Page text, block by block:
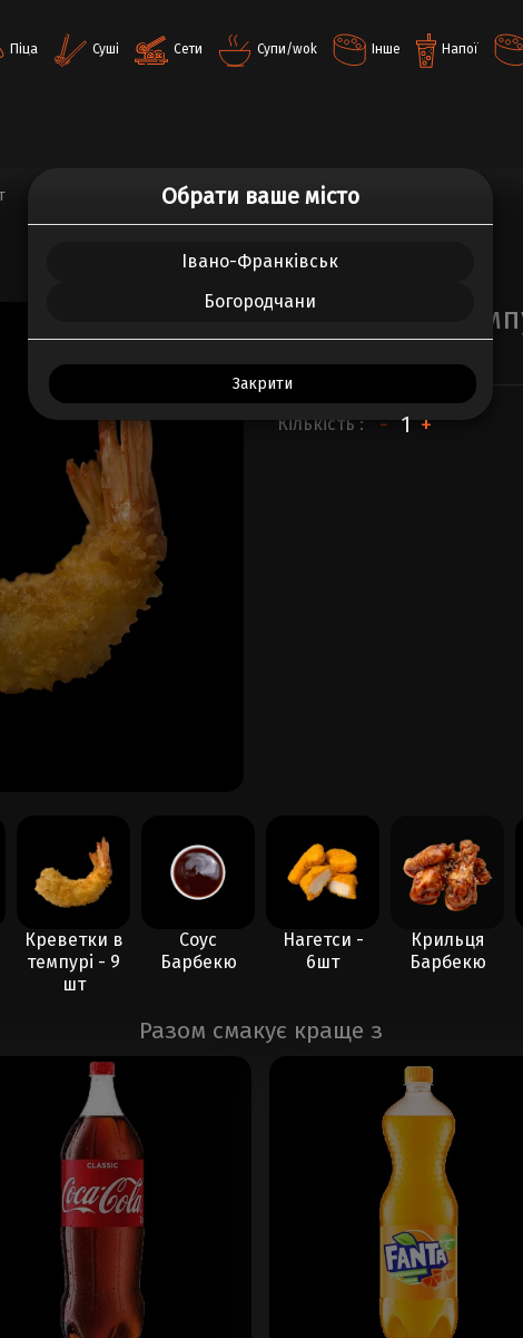
Піца Суші Сети Супи/wok Інше Напої
Обрати ваше місто
Івано-Франківськ
Богородчани
Закрити
ВСЕ ПРО ТОВАР ВІДГУКИ (0)
Креветки в
150.00 г.
Кількість : - +
Креветки в
темпурі - 9
шт
Соус
Барбекю
Нагетси -
6шт
Крильця
Барбекю
Разом смакує краще з